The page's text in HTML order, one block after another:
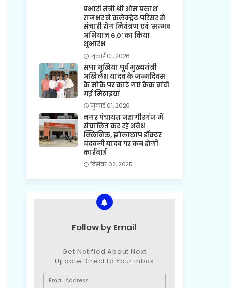
प्रभारी मंत्री श्री ओम प्रकाश
राजभर ने कलेक्ट्रेट परिसर से
संचारी रोग नियंत्रण एवं 'सम्भव
अभियान 6.0' का किया
शुभारंभ
जुलाई 01, 2026
सपा मुखिया पूर्व मुख्यमंत्री
अखिलेश यादव के जन्मदिवस
के मौके पर काटे गए केक बांटी
गई मिठाइयां
जुलाई 01, 2026
नगर पंचायत जहागीरगंज में
संचालित कर रहे अवैध
क्लिनिक, झोलाछाप डॉक्टर
चंद्रबली यादव पर कब होगी
कार्रवाई
दिसंबर 02, 2025
Follow by Email
Get Notified About Next
Update Direct to Your inbox